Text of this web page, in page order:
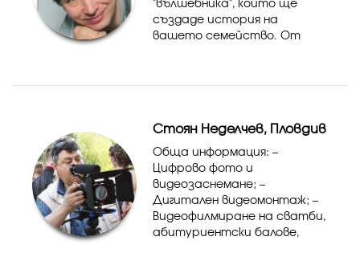
"вълшебника", който ще
създаде история на
вашето семейство. От
увлекателна или просто
Стоян Неделчев, Пловдив
Обща информация: –
Цифрово фото и
видеозаснемане; –
Дигитален видеомонтаж; –
Видеофилмиране на сватби,
абитуриентски балове,